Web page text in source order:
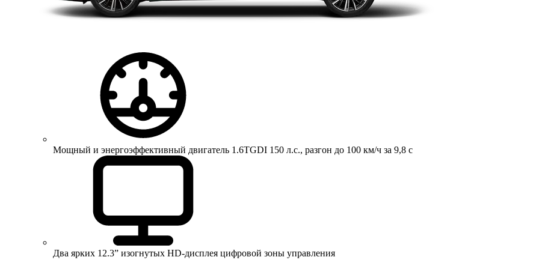
Мощный и энергоэффективный двигатель 1.6TGDI 150 л.с., разгон до 100 км/ч за 9,8 с
Два ярких 12.3” изогнутых HD-дисплея цифровой зоны управления